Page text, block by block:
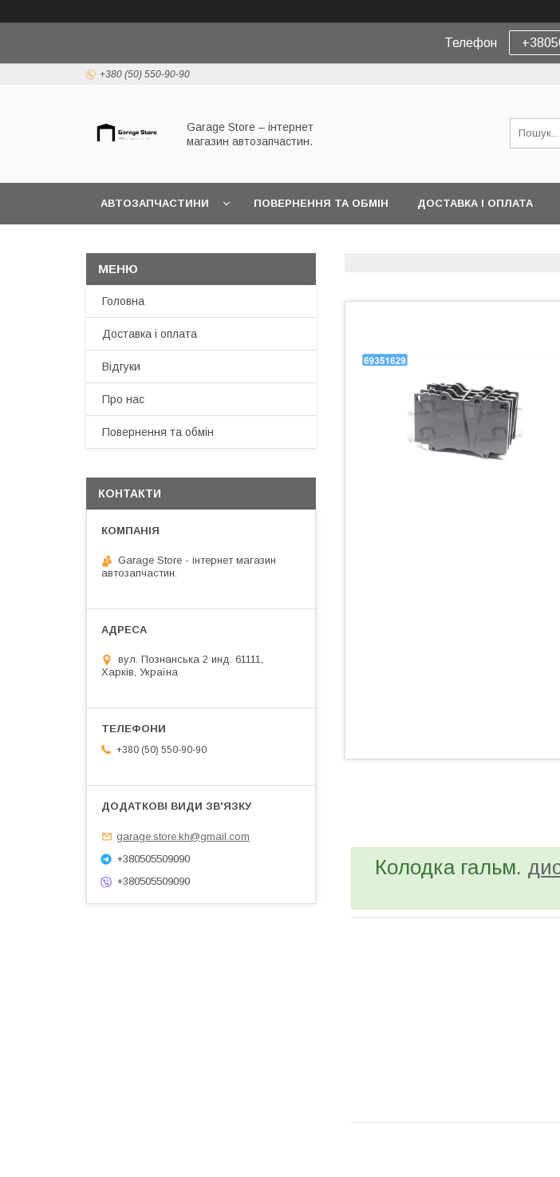
Телефон
+380 (50) 550-90-90
Garage Store – інтернет
магазин автозапчастин.
АВТОЗАПЧАСТИНИ ПОВЕРНЕННЯ ТА ОБМІН ДОСТАВКА І ОПЛАТА
Колодка гальм.
Головна
Доставка і оплата
Відгуки
Про нас
Повернення та обмін
КОНТАКТИ
Garage Store - інтернет магазин
автозапчастин.
вул. Познанська 2 инд. 61111,
Харків, Україна
+380 (50) 550-90-90
garage.store.kh@gmail.com
+380505509090
+380505509090